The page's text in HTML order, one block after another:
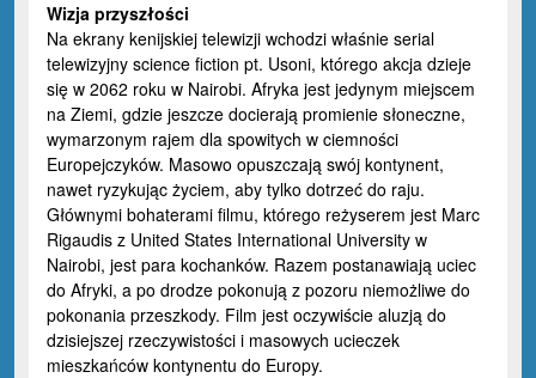
Wizja przyszłości
Na ekrany kenijskiej telewizji wchodzi właśnie serial
telewizyjny science fiction pt. Usoni, którego akcja dzieje
się w 2062 roku w Nairobi. Afryka jest jedynym miejscem
na Ziemi, gdzie jeszcze docierają promienie słoneczne,
wymarzonym rajem dla spowitych w ciemności
Europejczyków. Masowo opuszczają swój kontynent,
nawet ryzykując życiem, aby tylko dotrzeć do raju.
Głównymi bohaterami filmu, którego reżyserem jest Marc
Rigaudis z United States International University w
Nairobi, jest para kochanków. Razem postanawiają uciec
do Afryki, a po drodze pokonują z pozoru niemożliwe do
pokonania przeszkody. Film jest oczywiście aluzją do
dzisiejszej rzeczywistości i masowych ucieczek
mieszkańców kontynentu do Europy.